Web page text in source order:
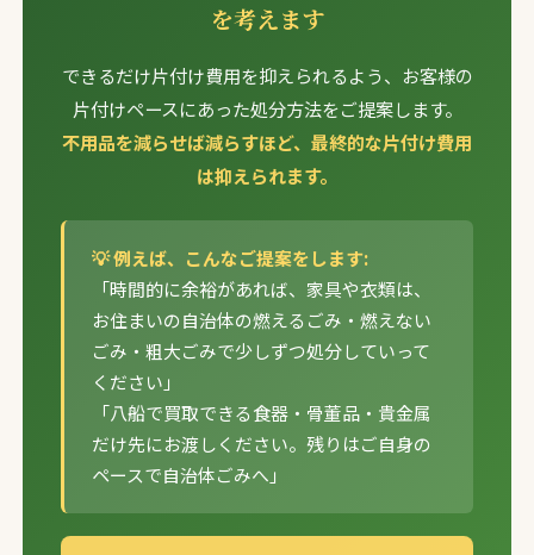
を考えます
できるだけ片付け費用を抑えられるよう、お客様の
片付けペースにあった処分方法をご提案します。
不用品を減らせば減らすほど、最終的な片付け費用
は抑えられます。
💡 例えば、こんなご提案をします:
「時間的に余裕があれば、家具や衣類は、
お住まいの自治体の燃えるごみ・燃えない
ごみ・粗大ごみで少しずつ処分していって
ください」
「八船で買取できる食器・骨董品・貴金属
だけ先にお渡しください。残りはご自身の
ペースで自治体ごみへ」